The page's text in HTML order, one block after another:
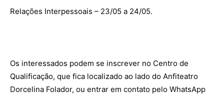
Relações Interpessoais – 23/05 a 24/05.
Os interessados podem se inscrever no Centro de
Qualificação, que fica localizado ao lado do Anfiteatro
Dorcelina Folador, ou entrar em contato pelo WhatsApp